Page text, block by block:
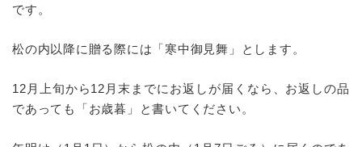
です。
松の内以降に贈る際には「寒中御見舞」とします。
12月上旬から12月末までにお返しが届くなら、お返しの品
であっても「お歳暮」と書いてください。